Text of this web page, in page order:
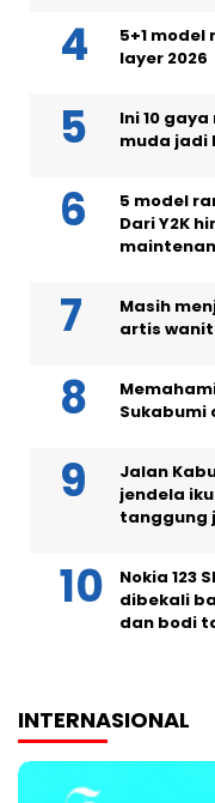
5+1
layer 2026
Ini 10
muda jadi
5 model
Dari Y2K
Masih
artis
Sukabumi
Jalan
jendela
tanggung
Nokia 123
dibekali
dan bodi
INTERNASIONAL